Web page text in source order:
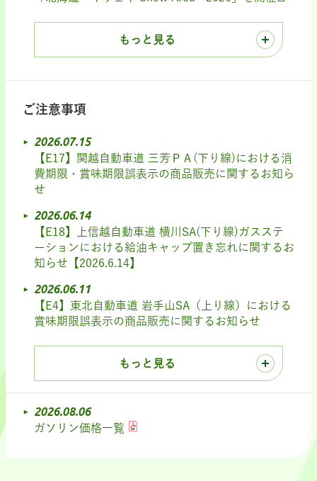
もっと見る
ご注意事項
2026.07.15
【E17】関越自動車道 三芳ＰＡ(下り線)における消
費期限・賞味期限誤表示の商品販売に関するお知ら
せ
2026.06.14
【E18】上信越自動車道 横川SA(下り線)ガスステ
ーションにおける給油キャップ置き忘れに関するお
知らせ【2026.6.14】
2026.06.11
【E4】東北自動車道 岩手山SA（上り線）における
賞味期限誤表示の商品販売に関するお知らせ
もっと見る
2026.08.06
ガソリン価格一覧